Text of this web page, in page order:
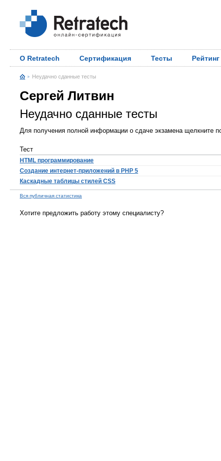
О Retratech Сертификация Тесты Рейтинг
Неудачно сданные тесты
Сергей Литвин
Неудачно сданные тесты
Для получения полной информации о сдаче экзамена щелкните
Тест
HTML программирование
Создание интернет-приложений в PHP 5
Каскадные таблицы стилей CSS
Вся публичная статистика
Хотите предложить работу этому специалисту?